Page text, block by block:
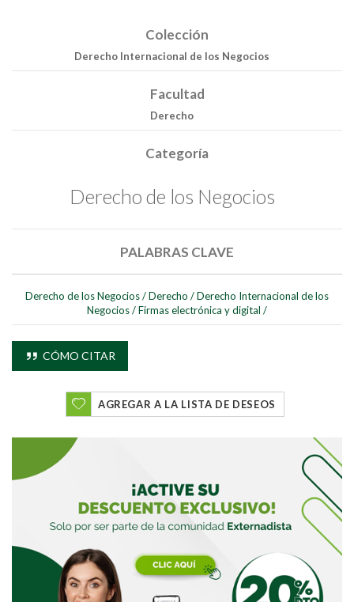
Colección
Derecho Internacional de los Negocios
Facultad
Derecho
Categoría
Derecho de los Negocios
PALABRAS CLAVE
Derecho de los Negocios/Derecho /Derecho Internacional de los
Negocios/Firmas electrónica y digital /
CÓMO CITAR
AGREGAR A LA LISTA DE DESEOS